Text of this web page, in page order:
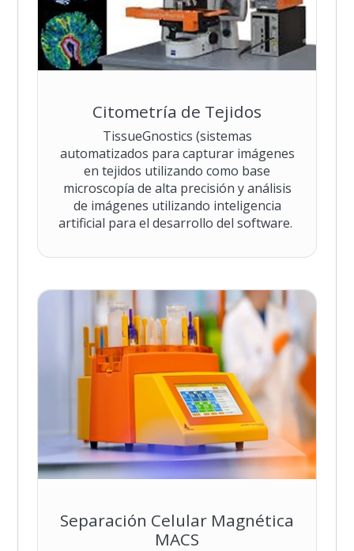
Citometría de Tejidos
TissueGnostics (sistemas
automatizados para capturar imágenes
en tejidos utilizando como base
microscopía de alta precisión y análisis
de imágenes utilizando inteligencia
artificial para el desarrollo del software.
Separación Celular Magnética
MACS